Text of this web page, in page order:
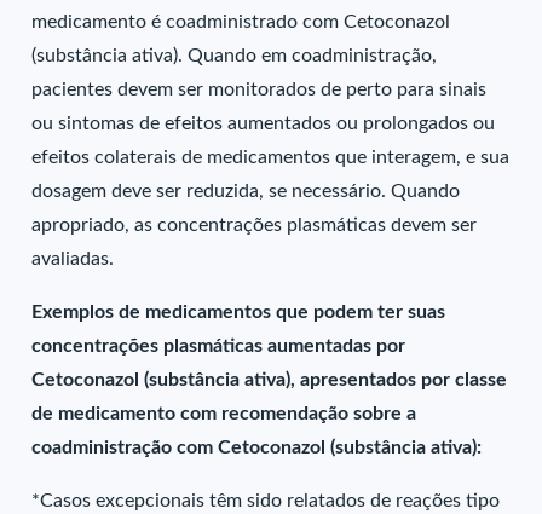
medicamento é coadministrado com Cetoconazol
(substância ativa). Quando em coadministração,
pacientes devem ser monitorados de perto para sinais
ou sintomas de efeitos aumentados ou prolongados ou
efeitos colaterais de medicamentos que interagem, e sua
dosagem deve ser reduzida, se necessário. Quando
apropriado, as concentrações plasmáticas devem ser
avaliadas.
Exemplos de medicamentos que podem ter suas
concentrações plasmáticas aumentadas por
Cetoconazol (substância ativa), apresentados por classe
de medicamento com recomendação sobre a
coadministração com Cetoconazol (substância ativa):
*Casos excepcionais têm sido relatados de reações tipo